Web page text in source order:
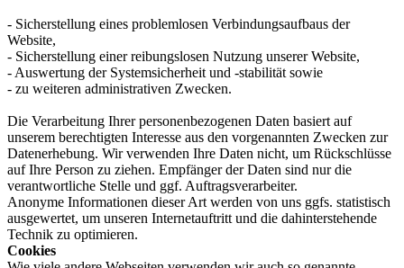
- Sicherstellung eines problemlosen Verbindungsaufbaus der
Website,
- Sicherstellung einer reibungslosen Nutzung unserer Website,
- Auswertung der Systemsicherheit und -stabilität sowie
- zu weiteren administrativen Zwecken.
Die Verarbeitung Ihrer personenbezogenen Daten basiert auf
unserem berechtigten Interesse aus den vorgenannten Zwecken zur
Datenerhebung. Wir verwenden Ihre Daten nicht, um Rückschlüsse
auf Ihre Person zu ziehen. Empfänger der Daten sind nur die
verantwortliche Stelle und ggf. Auftragsverarbeiter.
Anonyme Informationen dieser Art werden von uns ggfs. statistisch
ausgewertet, um unseren Internetauftritt und die dahinterstehende
Technik zu optimieren.
Cookies